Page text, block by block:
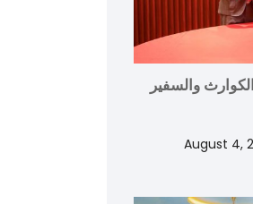
والسفير
August 4,